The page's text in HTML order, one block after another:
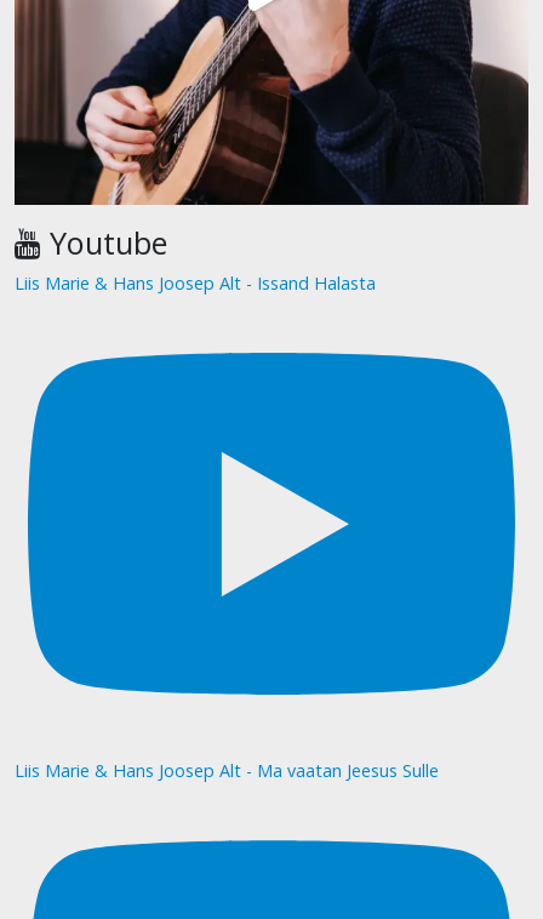
Youtube
Liis Marie & Hans Joosep Alt - Issand Halasta
Liis Marie & Hans Joosep Alt - Ma vaatan Jeesus Sulle